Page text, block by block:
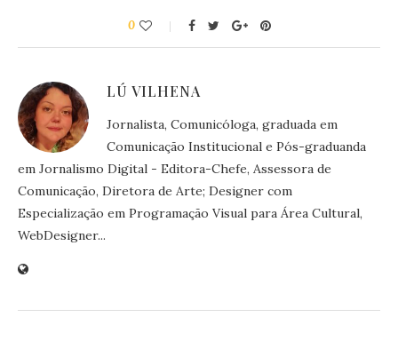
0
LÚ VILHENA
Jornalista, Comunicóloga, graduada em
Comunicação Institucional e Pós-graduanda
em Jornalismo Digital - Editora-Chefe, Assessora de
Comunicação, Diretora de Arte; Designer com
Especialização em Programação Visual para Área Cultural,
WebDesigner...